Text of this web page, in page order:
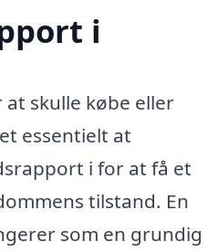
i
skulle købe eller
essentielt at
i for at få et
tilstand. En
som en grundig